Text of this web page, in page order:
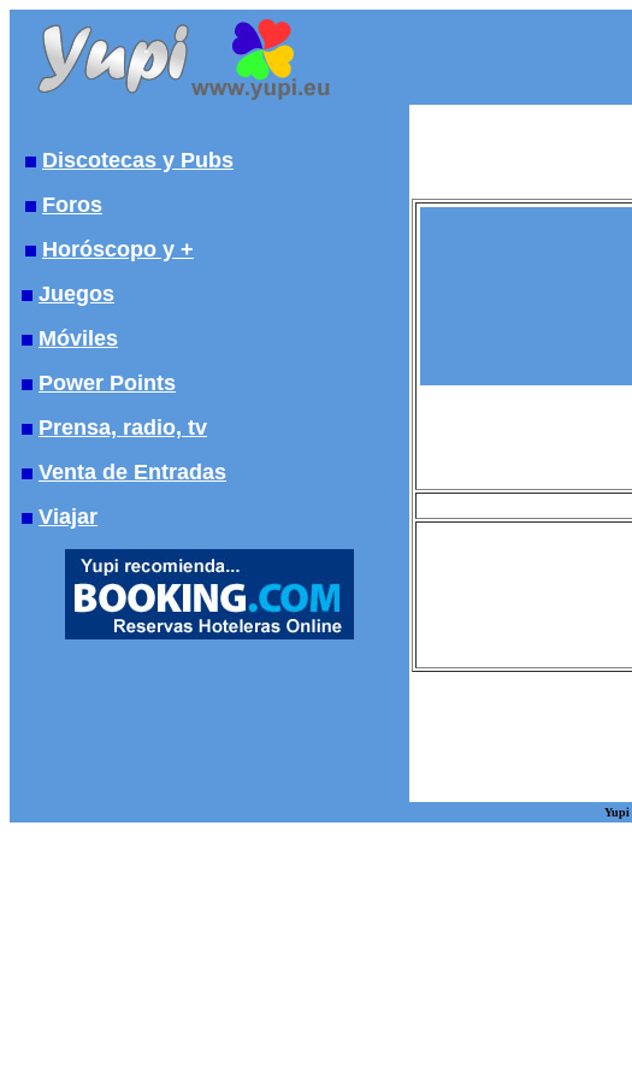
Discotecas y Pubs
Foros
Horóscopo y +
Juegos
Móviles
Power Points
Prensa, radio, tv
Venta de Entradas
Viajar
Yupi